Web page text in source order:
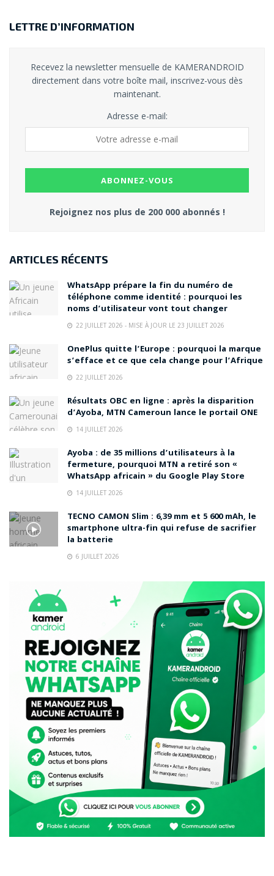
LETTRE D’INFORMATION
Recevez la newsletter mensuelle de KAMERANDROID
directement dans votre boîte mail, inscrivez-vous dès
maintenant.
Adresse e-mail:
Rejoignez nos plus de 200 000 abonnés !
ARTICLES RÉCENTS
WhatsApp prépare la fin du numéro de
téléphone comme identité : pourquoi les
noms d’utilisateur vont tout changer
22 JUILLET 2026 - MISE À JOUR LE 23 JUILLET 2026
OnePlus quitte l’Europe : pourquoi la marque
s’efface et ce que cela change pour l’Afrique
22 JUILLET 2026
Résultats OBC en ligne : après la disparition
d’Ayoba, MTN Cameroun lance le portail ONE
14 JUILLET 2026
Ayoba : de 35 millions d’utilisateurs à la
fermeture, pourquoi MTN a retiré son «
WhatsApp africain » du Google Play Store
14 JUILLET 2026
TECNO CAMON Slim : 6,39 mm et 5 600 mAh, le
smartphone ultra-fin qui refuse de sacrifier
la batterie
6 JUILLET 2026